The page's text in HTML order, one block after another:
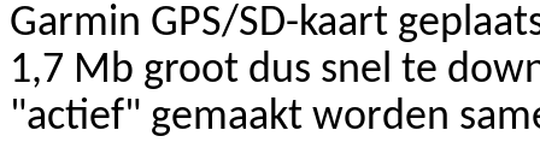
Garmin GPS/SD-kaart
1,7 Mb groot dus snel te
"actief" gemaakt worden